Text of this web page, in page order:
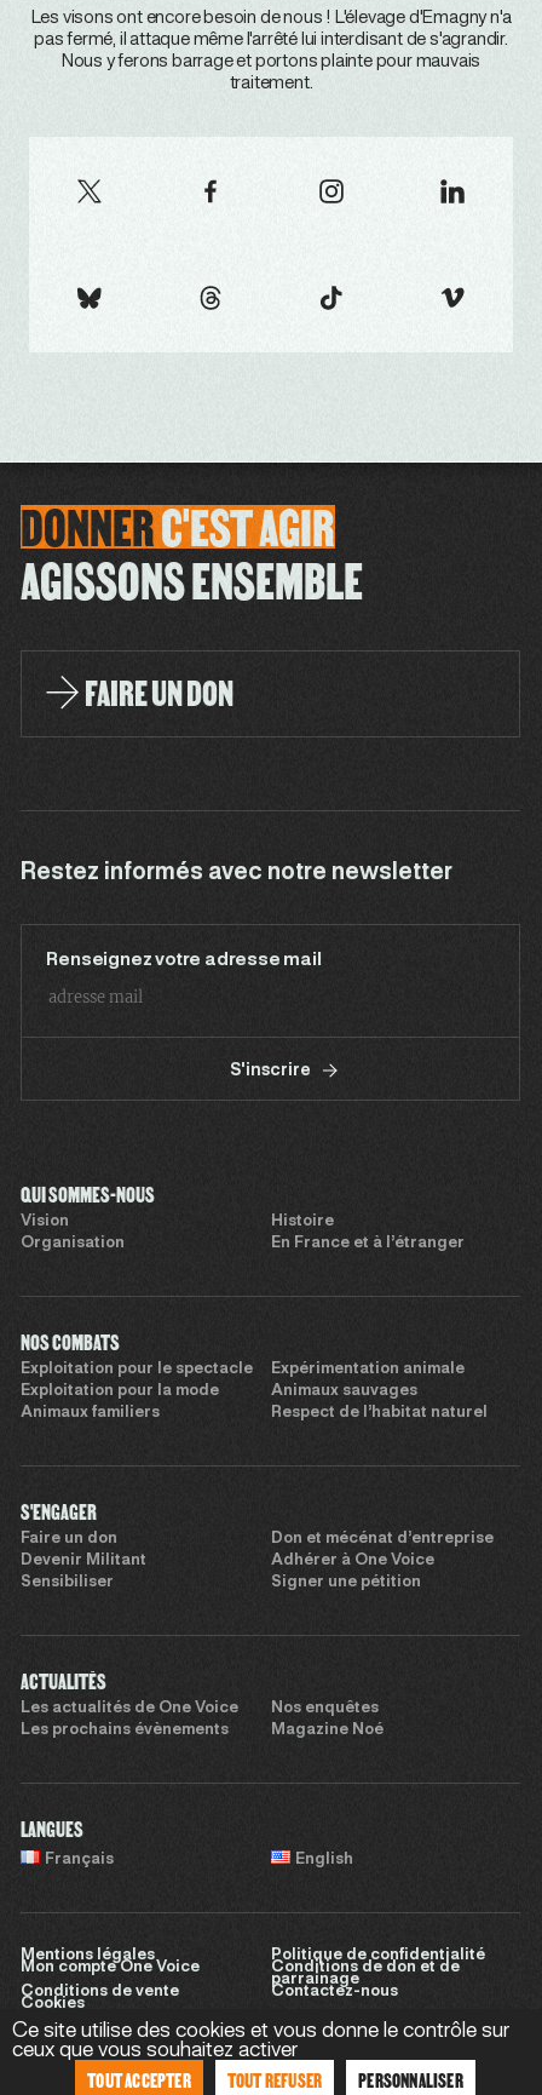
Les visons ont encore besoin de nous ! L'élevage d'Emagny n'a
pas fermé, il attaque même l'arrêté lui interdisant de s'agrandir.
Nous y ferons barrage et portons plainte pour mauvais
traitement.
DONNERC'ESTAGIR
AGISSONS ENSEMBLE
FAIRE UN DON
Restez informés avec notre newsletter
Renseignez votre adresse mail
S'inscrire
QUI SOMMES-NOUS
Vision
Histoire
Organisation
En France et à l’étranger
NOS COMBATS
Exploitation pour le spectacle
Expérimentation animale
Exploitation pour la mode
Animaux sauvages
Animaux familiers
Respect de l’habitat naturel
S'ENGAGER
Faire un don
Don et mécénat d’entreprise
Devenir Militant
Adhérer à One Voice
Sensibiliser
Signer une pétition
ACTUALITÉS
Les actualités de One Voice
Nos enquêtes
Les prochains évènements
Magazine Noé
LANGUES
Français English
Mentions légales
Politique de confidentialité
Mon compte One Voice
Conditions de don et de
parrainage
Conditions de vente
Contactez-nous
Cookies
Site réalisé parSweet Punk
Ce site utilise des cookies et vous donne le contrôle sur
ceux que vous souhaitez activer
TOUT ACCEPTER TOUT REFUSER PERSONNALISER